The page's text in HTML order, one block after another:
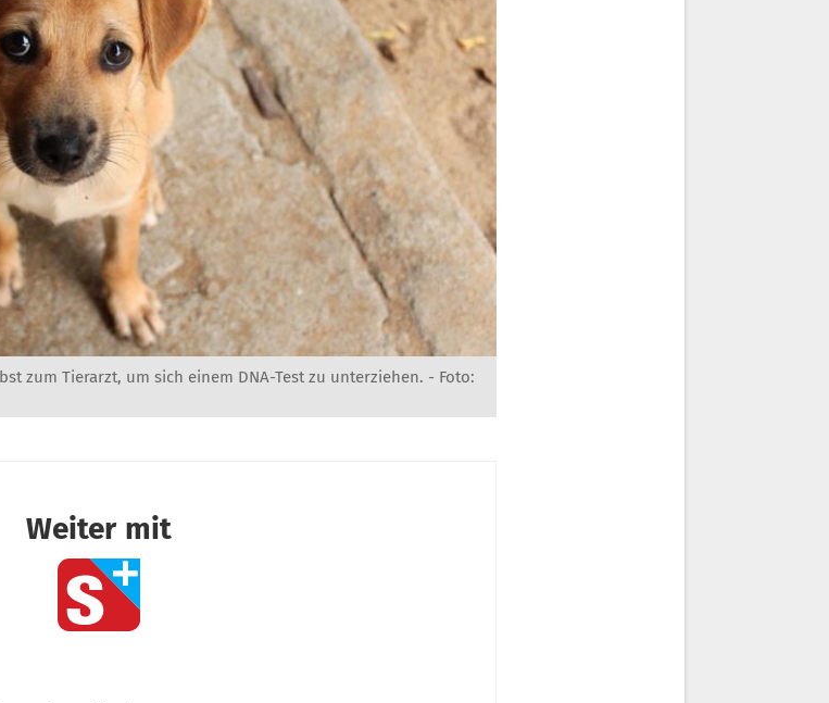
zum Tierarzt, um sich einem DNA-Test zu unterziehen. - Foto: